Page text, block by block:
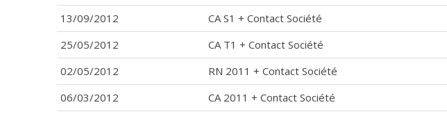
13/09/2012
CA S1 + Contact Société
25/05/2012
CA T1 + Contact Société
02/05/2012
RN 2011 + Contact Société
06/03/2012
CA 2011 + Contact Société